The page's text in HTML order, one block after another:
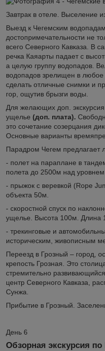
Завтрак в отеле. Выселение
Выезд к Чегемским
достопримечательности не
всего Северного Кавказа. В
речка Каяарты падает с
а целую группу водопадов.
водопадов зрелищен в
сделать отличные снимки и
гор, ощутив брызги воды.
Для желающих доп.
ущелье (доп. плата).
это сочетание созерцания
Основные варианты
Парадром Чегем предлагает
- полет на параплане в
полета до 2500м над
- прыжок с веревкой (Rope
объекта 50м.
- скоростной спуск по
ущелье. Высота 100м. Длина
- трекинговые и
историческим, живописным
Переезд в Грозный – город,
крепость Грозная. Это
стремительно
центр Северного Кавказа,
Сунжа.
Прибытие в Грозный.
День 6
Обзорная экскурсия по